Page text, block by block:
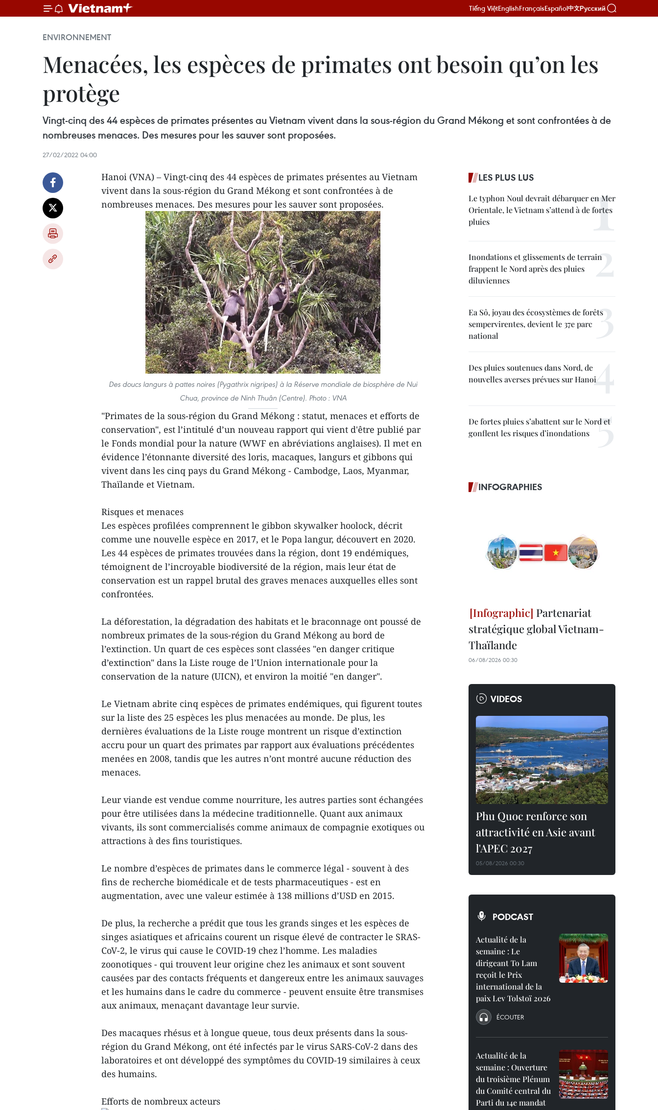
Tiếng ViệtEnglishFrançaisEspañol中文Русский
ENVIRONNEMENT
Menacées, les espèces de primates ont besoin qu’on les
protège
Vingt-cinq des 44 espèces de primates présentes au Vietnam vivent dans la sous-région du Grand Mékong et sont confrontées à de
nombreuses menaces. Des mesures pour les sauver sont proposées.
27/02/2022 04:00
Hanoi (VNA) – Vingt-cinq des 44 espèces de primates présentes au Vietnam
vivent dans la sous-région du Grand Mékong et sont confrontées à de
nombreuses menaces. Des mesures pour les sauver sont proposées.
Des doucs langurs à pattes noires (Pygathrix nigripes) à la Réserve mondiale de biosphère de Nui
Chua, province de Ninh Thuân (Centre). Photo : VNA
"Primates de la sous-région du Grand Mékong : statut, menaces et efforts de
conservation", est l’intitulé d’un nouveau rapport qui vient d'être publié par
le Fonds mondial pour la nature (WWF en abréviations anglaises). Il met en
évidence l’étonnante diversité des loris, macaques, langurs et gibbons qui
vivent dans les cinq pays du Grand Mékong - Cambodge, Laos, Myanmar,
Thaïlande et Vietnam.
Risques et menaces
Les espèces profilées comprennent le gibbon skywalker hoolock, décrit
comme une nouvelle espèce en 2017, et le Popa langur, découvert en 2020.
Les 44 espèces de primates trouvées dans la région, dont 19 endémiques,
témoignent de l’incroyable biodiversité de la région, mais leur état de
conservation est un rappel brutal des graves menaces auxquelles elles sont
confrontées.
La déforestation, la dégradation des habitats et le braconnage ont poussé de
nombreux primates de la sous-région du Grand Mékong au bord de
l’extinction. Un quart de ces espèces sont classées "en danger critique
d’extinction" dans la Liste rouge de l’Union internationale pour la
conservation de la nature (UICN), et environ la moitié "en danger".
Le Vietnam abrite cinq espèces de primates endémiques, qui figurent toutes
sur la liste des 25 espèces les plus menacées au monde. De plus, les
dernières évaluations de la Liste rouge montrent un risque d’extinction
accru pour un quart des primates par rapport aux évaluations précédentes
menées en 2008, tandis que les autres n’ont montré aucune réduction des
menaces.
Leur viande est vendue comme nourriture, les autres parties sont échangées
pour être utilisées dans la médecine traditionnelle. Quant aux animaux
vivants, ils sont commercialisés comme animaux de compagnie exotiques ou
attractions à des fins touristiques.
Le nombre d’espèces de primates dans le commerce légal - souvent à des
fins de recherche biomédicale et de tests pharmaceutiques - est en
augmentation, avec une valeur estimée à 138 millions d’USD en 2015.
De plus, la recherche a prédit que tous les grands singes et les espèces de
singes asiatiques et africains courent un risque élevé de contracter le SRAS-
CoV-2, le virus qui cause le COVID-19 chez l’homme. Les maladies
zoonotiques - qui trouvent leur origine chez les animaux et sont souvent
causées par des contacts fréquents et dangereux entre les animaux sauvages
et les humains dans le cadre du commerce - peuvent ensuite être transmises
aux animaux, menaçant davantage leur survie.
Des macaques rhésus et à longue queue, tous deux présents dans la sous-
région du Grand Mékong, ont été infectés par le virus SARS-CoV-2 dans des
laboratoires et ont développé des symptômes du COVID-19 similaires à ceux
des humains.
Efforts de nombreux acteurs
LES PLUS LUS
Le typhon Noul devrait débarquer en Mer
Orientale, le Vietnam s’attend à de fortes
pluies
Inondations et glissements de terrain
frappent le Nord après des pluies
diluviennes
Ea Sô, joyau des écosystèmes de forêts
sempervirentes, devient le 37e parc
national
Des pluies soutenues dans Nord, de
nouvelles averses prévues sur Hanoi
De fortes pluies s’abattent sur le Nord et
gonflent les risques d’inondations
INFOGRAPHIES
Partenariat
stratégique global Vietnam-
Thaïlande
06/08/2026 00:30
VIDEOS
Phu Quoc renforce son
attractivité en Asie avant
l'APEC 2027
05/08/2026 00:30
PODCAST
Actualité de la
semaine : Le
dirigeant To Lam
reçoit le Prix
international de la
paix Lev Tolstoï 2026
ÉCOUTER
Actualité de la
semaine : Ouverture
du troisième Plénum
du Comité central du
Parti du 14e mandat